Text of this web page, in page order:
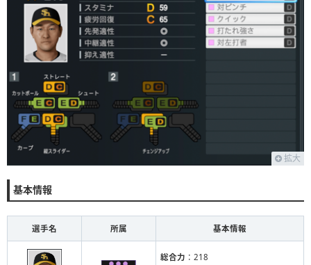
拡大
基本情報
選手名 所属 基本情報
総合力 ：218